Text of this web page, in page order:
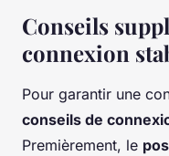
Conseils
connexion
Pour garantir une
conseils de
Premièrement, le